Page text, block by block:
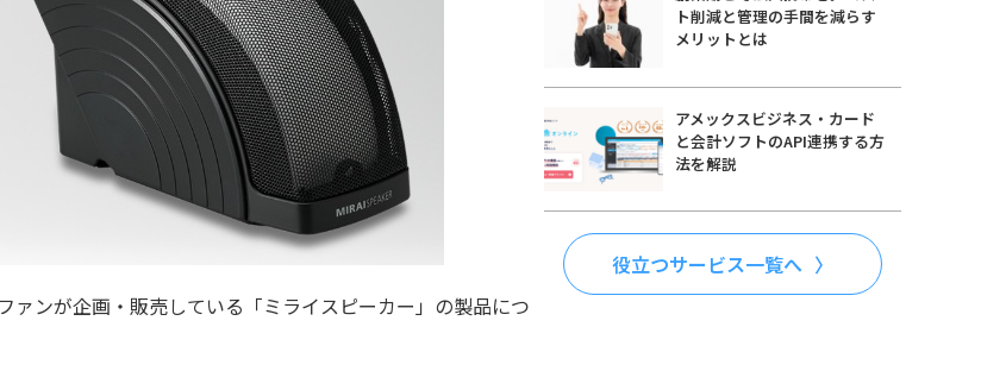
ァンが企画・販売している「ミライスピーカー」の製品につ
ト削減と管理の手間を減らす
メリットとは
アメックスビジネス・カード
と会計ソフトのAPI連携する方
法を解説
役立つサービス一覧へ